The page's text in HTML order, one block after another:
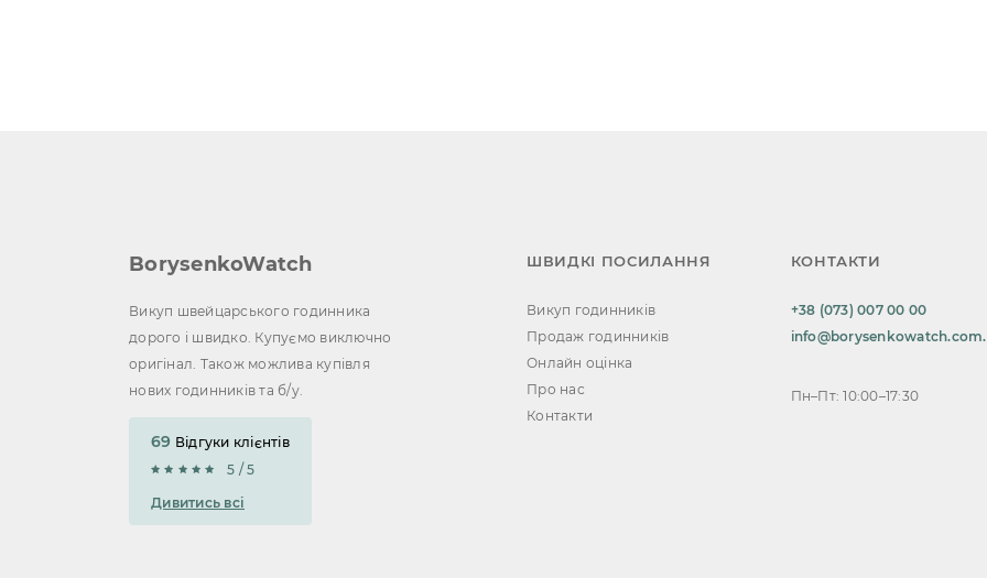
BorysenkoWatch
Викуп швейцарського годинника
дорого і швидко. Купуємо виключно
оригінал. Також можлива купівля
нових годинників та б/у.
69 Відгуки клієнтів
5 / 5
Дивитись всі
ШВИДКІ ПОСИЛАННЯ
Викуп годинників
Продаж годинників
Онлайн оцінка
Про нас
Контакти
КОНТАКТИ
+38 (073) 007 00 00
Пн–Пт: 10:00–17:30